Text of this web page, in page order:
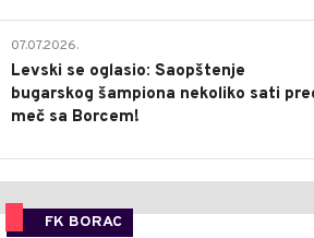
07.07.2026.
Levski se oglasio: Saopštenje
bugarskog šampiona nekoliko sati
meč sa Borcem!
FK BORAC